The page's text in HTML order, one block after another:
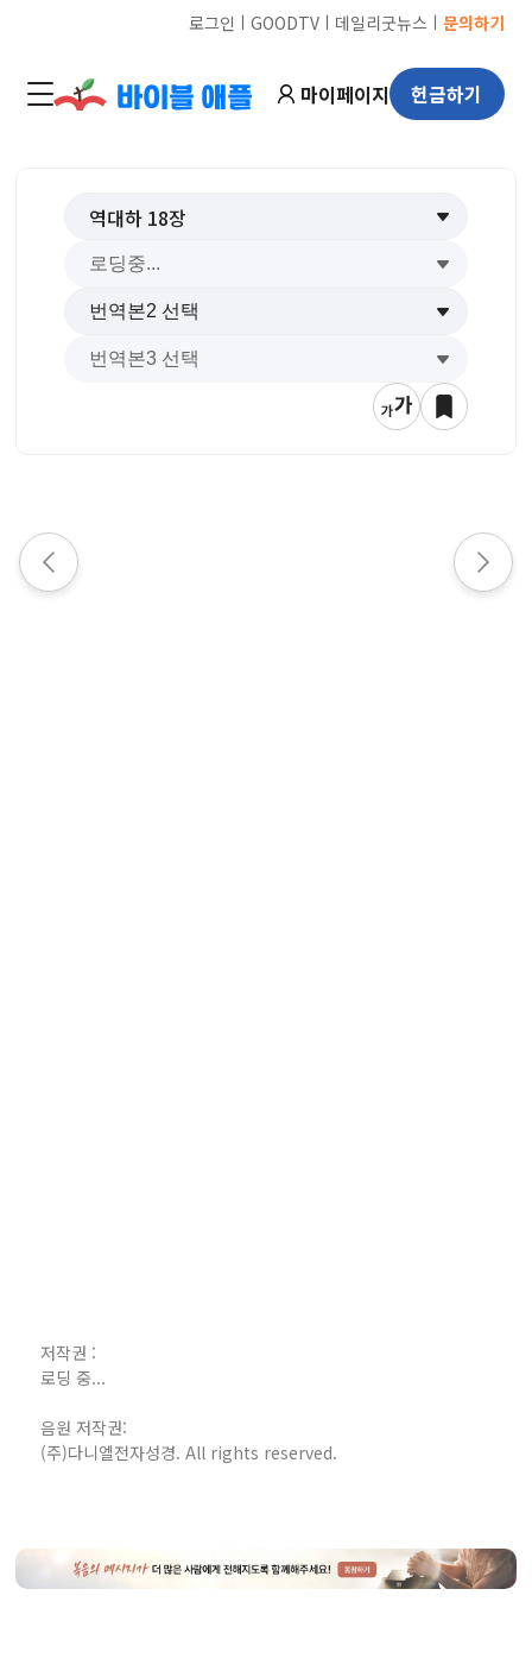
로그인 ㅣ GOODTVㅣ 데일리굿뉴스 ㅣ 문의하기
마이페이지 헌금하기
역대하 18장
저작권 :
로딩 중...
음원 저작권:
(주)다니엘전자성경. All rights reserved.